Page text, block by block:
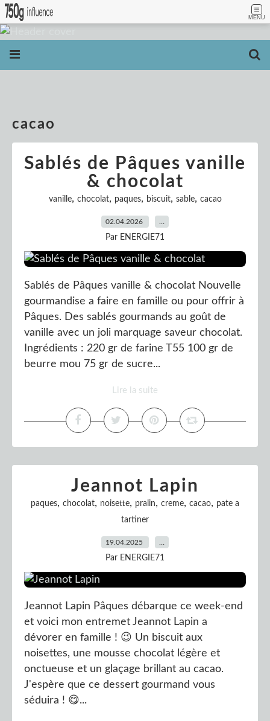
MENU
cacao
Sablés de Pâques vanille
& chocolat
vanille, chocolat, paques, biscuit, sable, cacao
02.04.2026
Par ENERGIE71
Sablés de Pâques vanille & chocolat Nouvelle
gourmandise a faire en famille ou pour offrir à
Pâques. Des sablés gourmands au goût de
vanille avec un joli marquage saveur chocolat.
Ingrédients : 220 gr de farine T55 100 gr de
beurre mou 75 gr de sucre...
Lire la suite
Jeannot Lapin
paques, chocolat, noisette, pralin, creme, cacao, pate a
tartiner
19.04.2025
Par ENERGIE71
Jeannot Lapin Pâques débarque ce week-end
et voici mon entremet Jeannot Lapin a
dévorer en famille ! 😉 Un biscuit aux
noisettes, une mousse chocolat légère et
onctueuse et un glaçage brillant au cacao.
J'espère que ce dessert gourmand vous
séduira ! 😋...